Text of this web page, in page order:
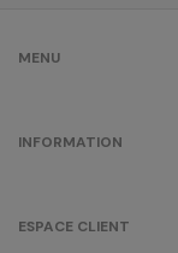
MENU
INFORMATION
ESPACE CLIENT